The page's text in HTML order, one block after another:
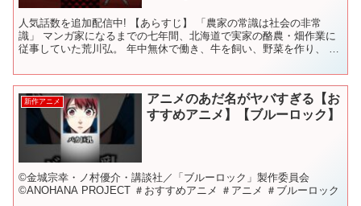
人気話数を追加配信中! 【あらすじ】 「農家の常識は社会の非常
識」 マンガ家になるまでの七年間、北海道で実家の酪農・畑作業に
従事していた荒川弘。 年中無休で働き、牛を飼い、野菜を作り、 ク
新作アニメ
アニメのあだ名がヤバすぎる【お
すすめアニメ】【ブルーロック】
©金城宗幸・ノ村優介・講談社／「ブルーロック」製作委員会
©︎ANOHANA PROJECT ＃おすすめアニメ ＃アニメ ＃ブルーロック